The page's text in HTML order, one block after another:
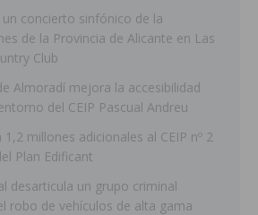
concierto sinfónico de la
de la Provincia de Alicante en Las
Club
Almoradí mejora la accesibilidad
del CEIP Pascual Andreu
millones adicionales al CEIP nº 2
Plan Edificant
desarticula un grupo criminal
robo de vehículos de alta gama